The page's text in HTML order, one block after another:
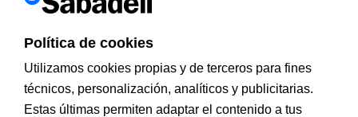
Mapa del sitio
Política de cookies
Utilizamos cookies propias y de terceros para fines
técnicos, personalización, analíticos y publicitarias.
Estas últimas permiten adaptar el contenido a tus